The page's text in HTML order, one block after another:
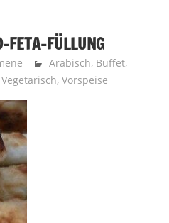
FETA-FÜLLUNG
Arabisch, Buffet,
Vegetarisch, Vorspeise